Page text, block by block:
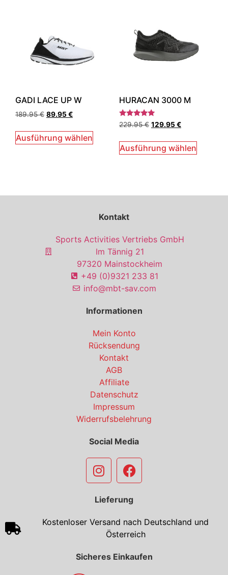
GADI LACE UP W
189.95€ 89.95€
Ausführung wählen
HURACAN 3000 M
Bewertet
mit
von 5
229.95€ 129.95€
Ausführung wählen
Kontakt
Sports Activities Vertriebs GmbH
Im Tännig 21
97320 Mainstockheim
+49 (0)9321 233 81
info@mbt-sav.com
Informationen
Mein Konto
Rücksendung
Kontakt
AGB
Affiliate
Datenschutz
Impressum
Widerrufsbelehrung
Social Media
Lieferung
Kostenloser Versand nach Deutschland und
Österreich
Sicheres Einkaufen